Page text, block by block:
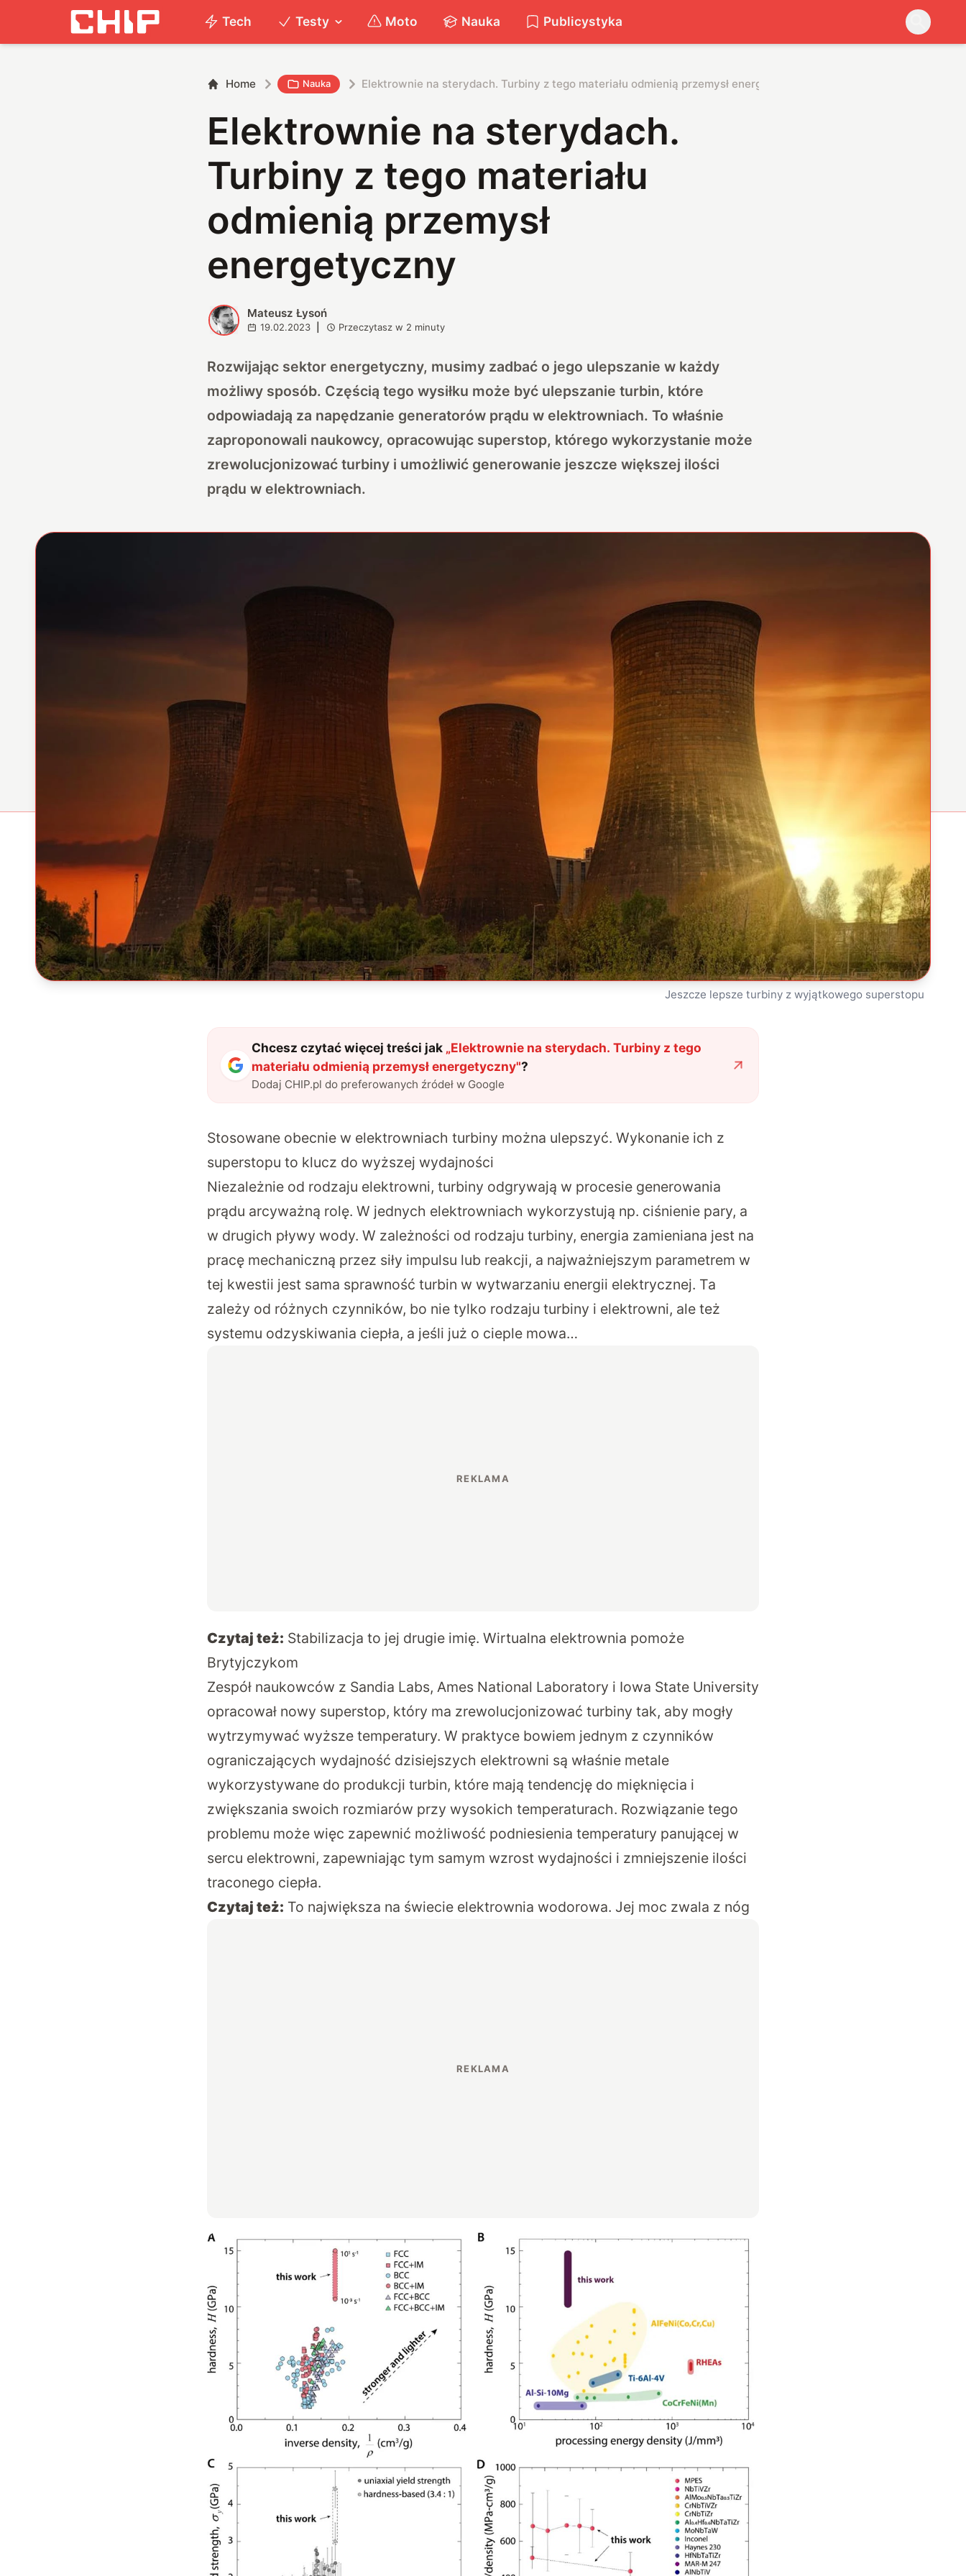
Tech Testy Moto Nauka Publicystyka
Home Nauka Elektrownie na sterydach. Turbiny z tego materiału odmienią przemysł energetyczny
Elektrownie na sterydach.
Turbiny z tego materiału
odmienią przemysł
energetyczny
M Mateusz Łysoń
19.02.2023 Przeczytasz w 2 minuty
Rozwijając sektor energetyczny, musimy zadbać o jego ulepszanie w każdy
możliwy sposób. Częścią tego wysiłku może być ulepszanie turbin, które
odpowiadają za napędzanie generatorów prądu w elektrowniach. To właśnie
zaproponowali naukowcy, opracowując superstop, którego wykorzystanie może
zrewolucjonizować turbiny i umożliwić generowanie jeszcze większej ilości
prądu w elektrowniach.
Jeszcze lepsze turbiny z wyjątkowego superstopu
Chcesz czytać więcej treści jak „Elektrownie na sterydach. Turbiny z tego
materiału odmienią przemysł energetyczny"?
Dodaj CHIP.pl do preferowanych źródeł w Google
Stosowane obecnie w elektrowniach turbiny można ulepszyć. Wykonanie ich z
superstopu to klucz do wyższej wydajności
Niezależnie od rodzaju elektrowni, turbiny odgrywają w procesie generowania
prądu arcyważną rolę. W jednych elektrowniach wykorzystują np. ciśnienie pary, a
w drugich pływy wody. W zależności od rodzaju turbiny, energia zamieniana jest na
pracę mechaniczną przez siły impulsu lub reakcji, a najważniejszym parametrem w
tej kwestii jest sama sprawność turbin w wytwarzaniu energii elektrycznej. Ta
zależy od różnych czynników, bo nie tylko rodzaju turbiny i elektrowni, ale też
systemu odzyskiwania ciepła, a jeśli już o cieple mowa…
Czytaj też: Stabilizacja to jej drugie imię. Wirtualna elektrownia pomoże
Brytyjczykom
Zespół naukowców z Sandia Labs, Ames National Laboratory i Iowa State University
opracował nowy superstop, który ma zrewolucjonizować turbiny tak, aby mogły
wytrzymywać wyższe temperatury. W praktyce bowiem jednym z czynników
ograniczających wydajność dzisiejszych elektrowni są właśnie metale
wykorzystywane do produkcji turbin, które mają tendencję do mięknięcia i
zwiększania swoich rozmiarów przy wysokich temperaturach. Rozwiązanie tego
problemu może więc zapewnić możliwość podniesienia temperatury panującej w
sercu elektrowni, zapewniając tym samym wzrost wydajności i zmniejszenie ilości
traconego ciepła.
Czytaj też: To największa na świecie elektrownia wodorowa. Jej moc zwala z nóg